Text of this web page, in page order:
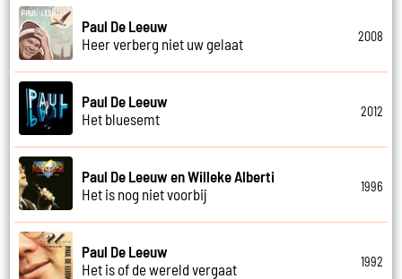
Paul De Leeuw
Heer verberg niet uw gelaat
2008
Paul De Leeuw
Het bluesemt
2012
Paul De Leeuw en Willeke Alberti
Het is nog niet voorbij
1996
Paul De Leeuw
Het is of de wereld vergaat
1992